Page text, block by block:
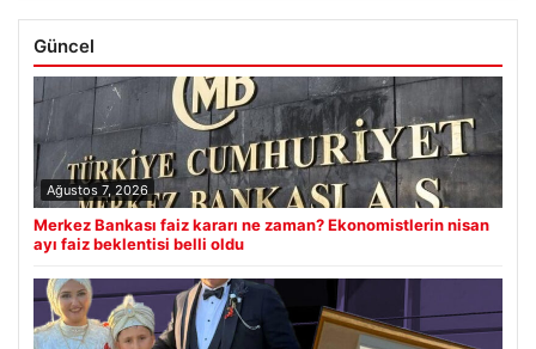
Güncel
Ağustos 7, 2026
Merkez Bankası faiz kararı ne zaman? Ekonomistlerin nisan
ayı faiz beklentisi belli oldu